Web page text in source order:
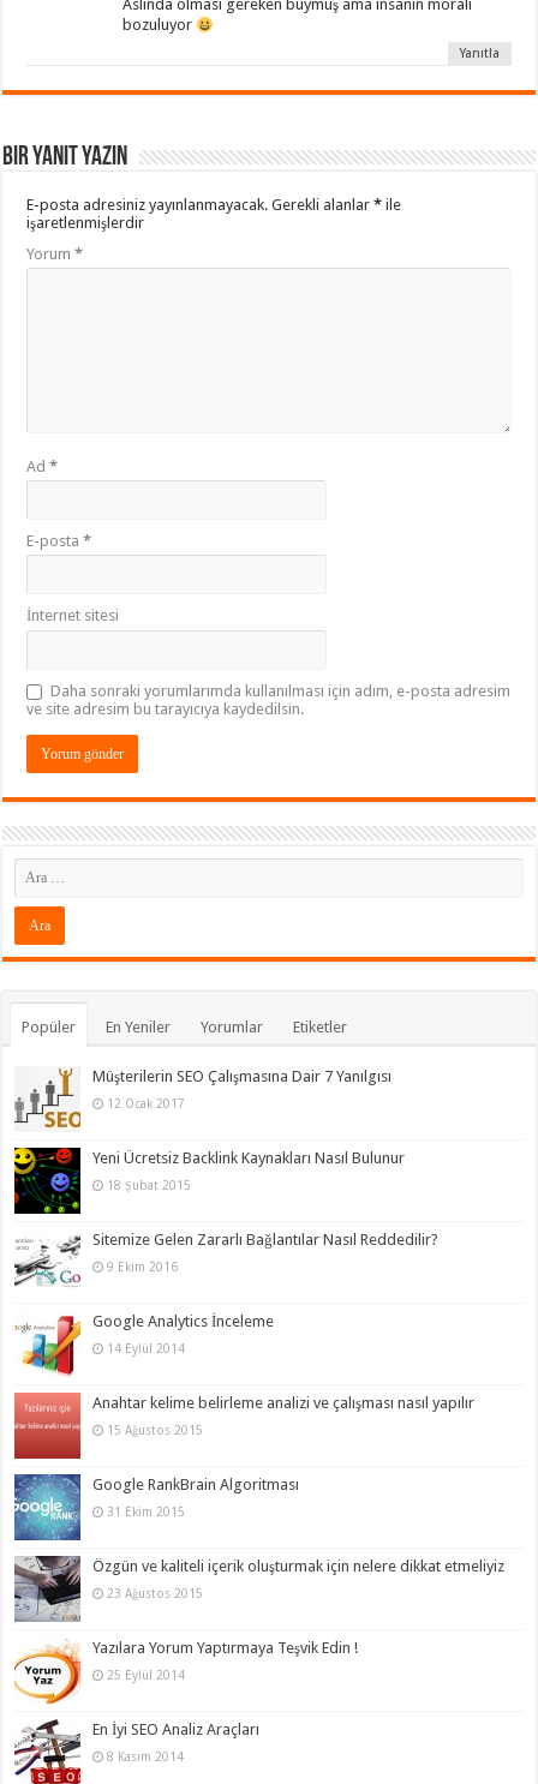
Aslında olması gereken buymuş ama insanın morali
bozuluyor
Yanıtla
Bir yanıt yazın
E-posta adresiniz yayınlanmayacak. Gerekli alanlar* ile
işaretlenmişlerdir
Yorum*
Ad*
E-posta*
İnternet sitesi
Daha sonraki yorumlarımda kullanılması için adım, e-posta adresim
ve site adresim bu tarayıcıya kaydedilsin.
Popüler En Yeniler Yorumlar Etiketler
Müşterilerin SEO Çalışmasına Dair 7 Yanılgısı
12 Ocak 2017
Yeni Ücretsiz Backlink Kaynakları Nasıl Bulunur
18 Şubat 2015
Sitemize Gelen Zararlı Bağlantılar Nasıl Reddedilir?
9 Ekim 2016
Google Analytics İnceleme
14 Eylül 2014
Anahtar kelime belirleme analizi ve çalışması nasıl yapılır
15 Ağustos 2015
Google RankBrain Algoritması
31 Ekim 2015
Özgün ve kaliteli içerik oluşturmak için nelere dikkat etmeliyiz
23 Ağustos 2015
Yazılara Yorum Yaptırmaya Teşvik Edin !
25 Eylül 2014
En İyi SEO Analiz Araçları
8 Kasım 2014